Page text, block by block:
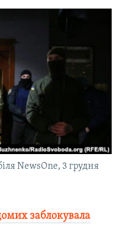
NewsOne, 3 грудня
заблокувала